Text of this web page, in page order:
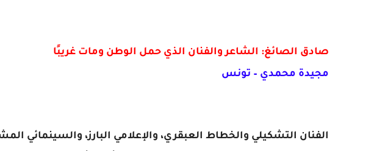
صادق الصائغ: الشاعر والفنان الذي حمل الوطن ومات غريبًا
مجيدة محمدي – تونس